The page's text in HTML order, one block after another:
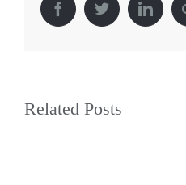
FacebookTwitter
Related Posts